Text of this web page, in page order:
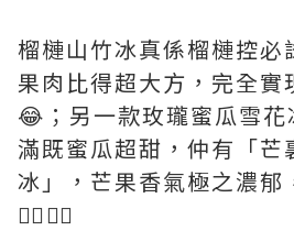
榴槤山竹冰真係榴槤控必
果肉比得超大方，完全
😂；另一款玫瓏蜜瓜雪
滿既蜜瓜超甜，仲有「芒
冰」，芒果香氣極之濃郁
👍🏻👍🏻